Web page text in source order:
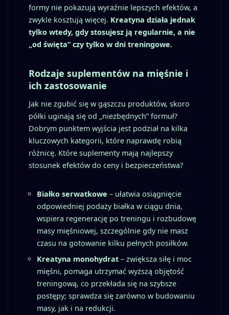
formy nie pokazują wyraźnie lepszych efektów, a
zwykle kosztują więcej. Kreatyna działa jednak
tylko wtedy, gdy stosujesz ją regularnie, a nie
„od święta” czy tylko w dni treningowe.
Rodzaje suplementów na mięśnie i
ich zastosowanie
Jak nie zgubić się w gąszczu produktów, skoro
półki uginają się od „niezbędnych” formuł?
Dobrym punktem wyjścia jest podział na kilka
kluczowych kategorii, które naprawdę robią
różnicę. Które suplementy mają najlepszy
stosunek efektów do ceny i bezpieczeństwa?
Białko serwatkowe – ułatwia osiągnięcie
odpowiedniej podaży białka w ciągu dnia,
wspiera regenerację po treningu i rozbudowę
masy mięśniowej, szczególnie gdy nie masz
czasu na gotowanie kilku pełnych posiłków.
Kreatyna monohydrat – zwiększa siłę i moc
mięśni, pomaga utrzymać wyższą objętość
treningową, co przekłada się na szybsze
postępy; sprawdza się zarówno w budowaniu
masy, jak i na redukcji.